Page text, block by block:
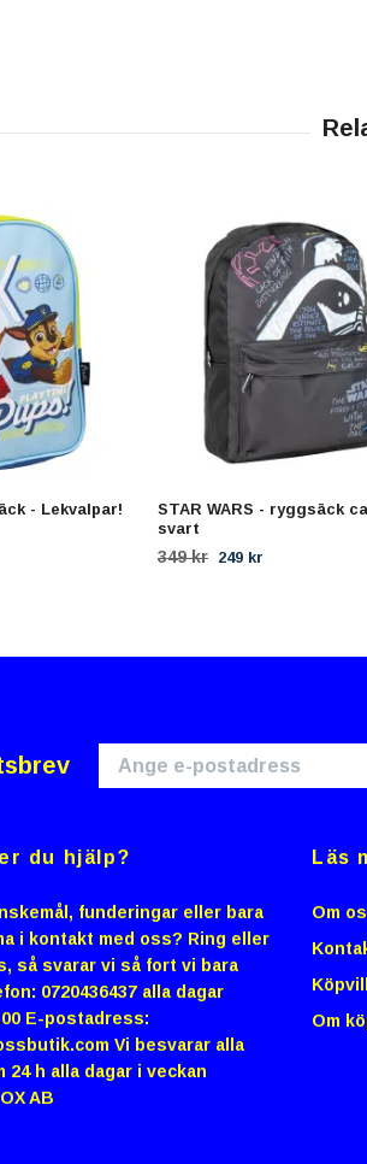
- Lekvalpar!
STAR WARS - ryggsäck
svart
349 kr 249 kr
du hjälp?
funderingar eller bara
i kontakt med oss? Ring eller
så svarar vi så fort vi bara
0720436437 alla dagar
E-postadress:
Vi besvarar alla
24 h alla dagar i veckan
AB
Läs
Om
Om